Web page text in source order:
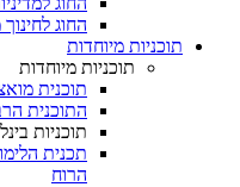
החוג
תוכניות מיוחדות
תוכניות מיוחדות
תוכנית
התוכנית
תוכניות
תכנית
הרוח